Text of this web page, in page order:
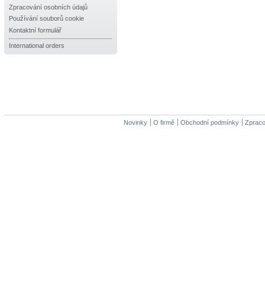
Zpracování osobních údajů
Používání souborů cookie
Kontaktní formulář
International orders
Novinky O firmě Obchodní podmínky